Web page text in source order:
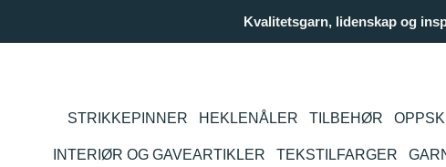
Kvalitetsgarn, lidenskap og
STRIKKEPINNER HEKLENÅLER TILBEHØR
INTERIØR OG GAVEARTIKLER TEKSTILFARGER